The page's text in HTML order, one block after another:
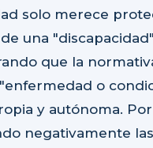
solo merece
una
que la
o
y autónoma.
negativamente